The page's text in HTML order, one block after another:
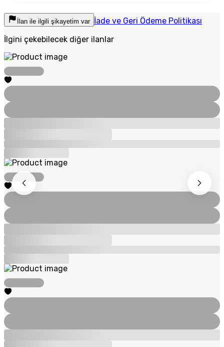
İlan ile ilgili şikayetim var İade ve Geri Ödeme Politikası
İlgini çekebilecek diğer ilanlar